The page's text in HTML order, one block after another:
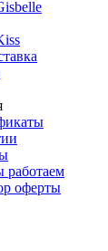
работаем
оферты